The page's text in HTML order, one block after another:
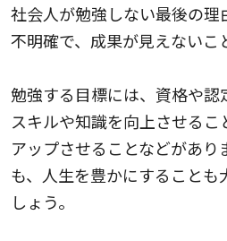
社会人が勉強しない最後の
不明確で、成果が見えないこ
勉強する目標には、資格や認
スキルや知識を向上させるこ
アップさせることなどがあり
も、人生を豊かにすることも
しょう。